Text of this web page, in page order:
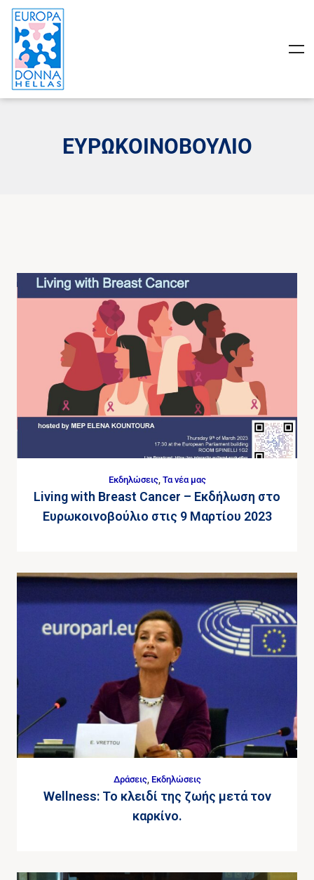
ΕΥΡΩΚΟΙΝΟΒΟΎΛΙΟ
Εκδηλώσεις, Τα νέα μας
Living with Breast Cancer – Εκδήλωση στο
Ευρωκοινοβούλιο στις 9 Μαρτίου 2023
Δράσεις, Εκδηλώσεις
Wellness: Το κλειδί της ζωής μετά τον
καρκίνο.